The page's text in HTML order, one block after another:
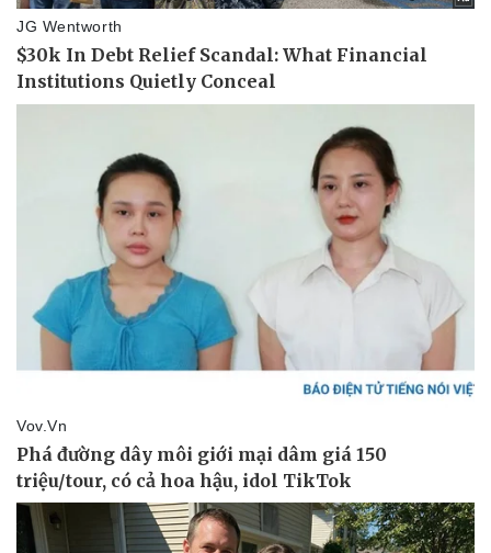
Vụ án
Tin nóng
Tư vấn luật
Vũ khí
Việt Nam
Phân tích